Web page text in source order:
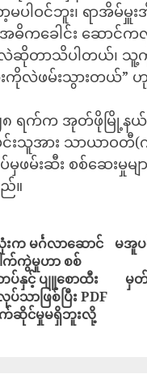
မပါဝင်ဘူး၊ ရာအိ
ဓိကခေါင်း ဆောင်
လဲဆိုတာသိပါတယ်၊ သူ့
ကိုလဲဖမ်းသွားတယ်”
ရက်က အုတ်ဖိုမြို့နယ်၊
င်းသူအား သာယာဝတီ(
ဖမ်းဆီး စစ်ဆေးမှုမျ
။
က မင်္ဂလာဆောင်
ါက်ကွဲမှုဟာ စစ်
ပ်နှင့် ပျူစောထီး
ာဖြစ်ပြီး PDF
ဆိုင်မှုမရှိဘူးလို့
မအူ
မှ